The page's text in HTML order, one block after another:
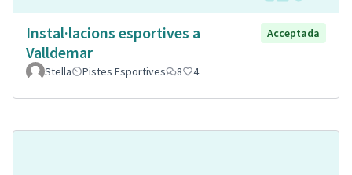
Instal·lacions esportives a
Valldemar
Acceptada
Stella Pistes Esportives 8 4